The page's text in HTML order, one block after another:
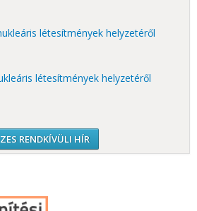
létesítmények helyzetéről
létesítmények helyzetéről
RENDKÍVÜLI HÍR